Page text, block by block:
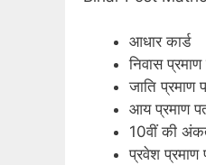
आधार कार्ड
निवास
जाति प्रमाण
आय प्रमाण
10वीं की
प्रवेश प्रमाण